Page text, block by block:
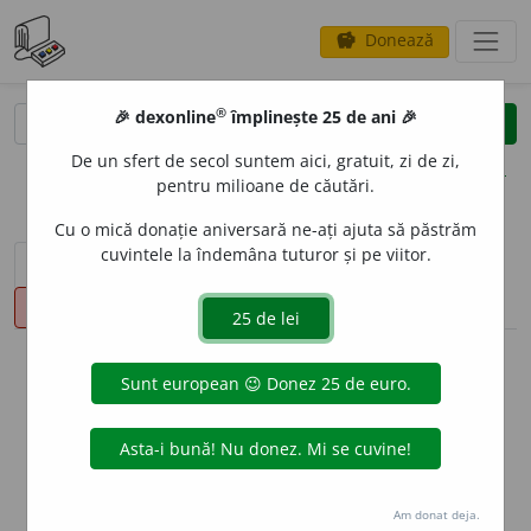
savings Donează
clear
opțiuni
sinteza definițiilor (1) definiții (16)
declinări
info
Aceste definiții sunt compilate de
echipa dexonline. Definițiile
originale se află pe filadefiniții.
Puteți reordona filele pe pagina de
🎉 dexonline® împlinește 25 de ani 🎉
De un sfert de secol suntem aici, gratuit, zi de zi,
pentru milioane de căutări.
Cu o mică donație aniversară ne-ați ajuta să păstrăm
cuvintele la îndemâna tuturor și pe viitor.
Am donat deja.